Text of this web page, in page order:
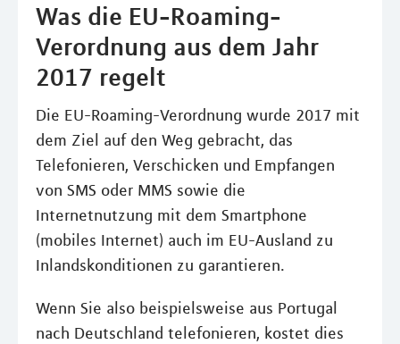
Was die EU-Roaming-
Verordnung aus dem Jahr
2017 regelt
Die EU-Roaming-Verordnung wurde 2017 mit
dem Ziel auf den Weg gebracht, das
Telefonieren, Verschicken und Empfangen
von SMS oder MMS sowie die
Internetnutzung mit dem Smartphone
(mobiles Internet) auch im EU-Ausland zu
Inlandskonditionen zu garantieren.
Wenn Sie also beispielsweise aus Portugal
nach Deutschland telefonieren, kostet dies